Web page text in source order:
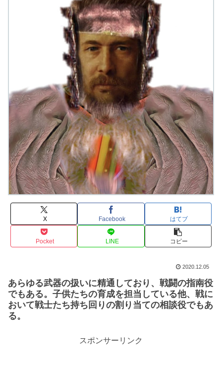
X Facebook はてブ
Pocket LINE コピー
2020.12.05
あらゆる武器の扱いに精通しており、戦闘の指南役
でもある。子供たちの育成を担当している他、戦に
おいて戦士たち持ち回りの割り当ての相談役でもあ
る。
スポンサーリンク